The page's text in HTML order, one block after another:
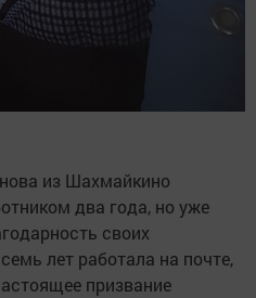
из Шахмайкино
два года, но уже
своих
лет работала на почте,
призвание